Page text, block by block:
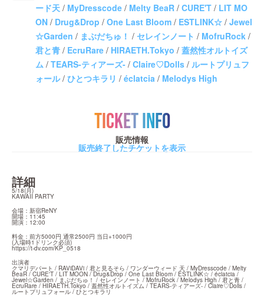
ード天 / MyDresscode / Melty BeaR / CURE'T / LIT MO
ON / Drug&Drop / One Last Bloom / ESTLINK☆ / Jewel
☆Garden / まぶだちゅ！ / セレインノート / MofruRock /
君と青 / EcruRare / HIRAETH.Tokyo / 蓋然性オルトイズ
ム / TEARS-ティアーズ- / Claire♡Dolls / ルートプリュフ
ォール/ ひとつキラリ / éclatcia / Melodys High
TICKET INFO
販売情報
販売終了したチケットを表示
詳細
5/18(月)
KAWAII PARTY
会場：新宿ReNY
開場：11:45
開演：12:00
料金：前方5000円 通常2500円 当日+1000円
https://t-dv.com/KP_0518
出演者
クマリデパート / RAViDAVi / 君と見るそら / ワンダーウィード 天 / MyDresscode / Melty
BeaR / CURE'T / LIT MOON / Drug&Drop / One Last Bloom / ESTLINK☆ / éclatcia /
Jewel☆Garden / まぶだちゅ！ / セレインノート / MofruRock / Melodys High / 君と青 /
EcruRare / HIRAETH.Tokyo / 蓋然性オルトイズム / TEARS-ティアーズ- / Claire♡Dolls /
ルートプリュフォール / ひとつキラリ